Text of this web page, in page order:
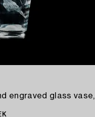
engraved glass vase,